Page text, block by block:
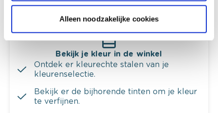
Alleen noodzakelijke cookies
Bekijk je kleur in de winkel
Ontdek er kleurechte stalen van je
kleurenselectie.
Bekijk er de bijhorende tinten om je kleur
te verfijnen.